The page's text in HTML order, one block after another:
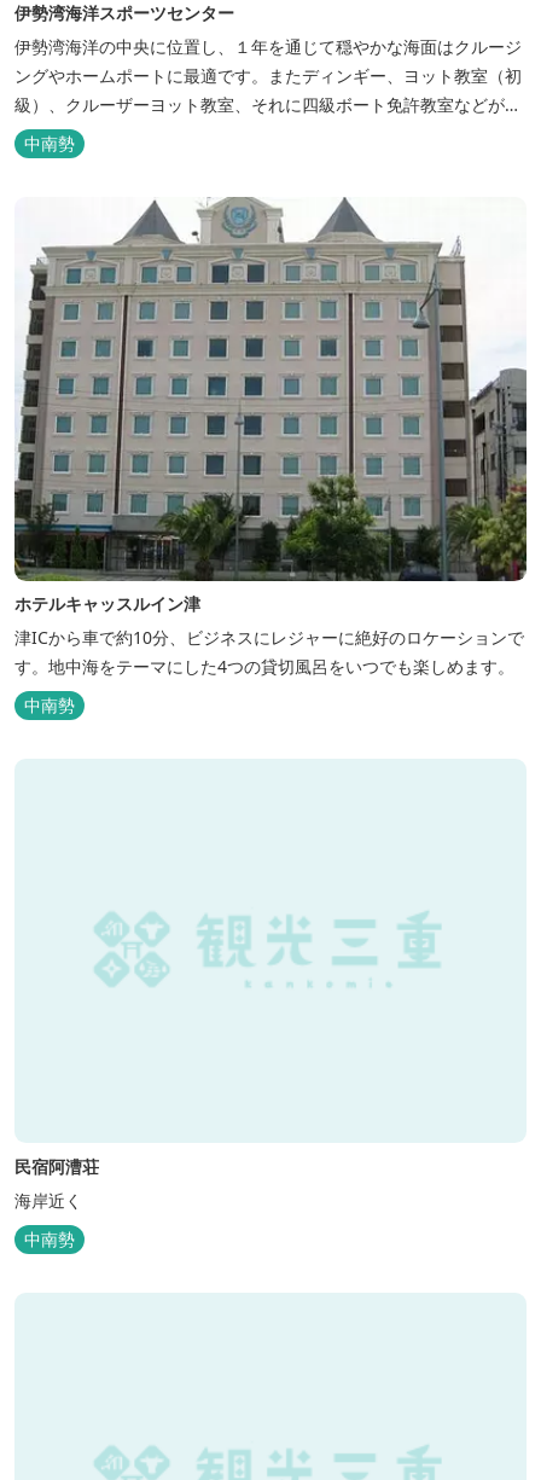
伊勢湾海洋スポーツセンター
伊勢湾海洋の中央に位置し、１年を通じて穏やかな海面はクルージ
ングやホームポートに最適です。またディンギー、ヨット教室（初
級）、クルーザーヨット教室、それに四級ボート免許教室などが開
催されています。レンタルヨットもあります。
中南勢
ホテルキャッスルイン津
津ICから車で約10分、ビジネスにレジャーに絶好のロケーションで
す。地中海をテーマにした4つの貸切風呂をいつでも楽しめます。
中南勢
民宿阿漕荘
海岸近く
中南勢